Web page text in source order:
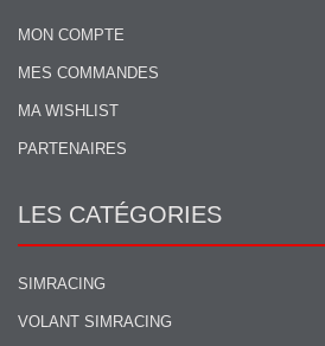
MON COMPTE
MES COMMANDES
MA WISHLIST
PARTENAIRES
LES CATÉGORIES
SIMRACING
VOLANT SIMRACING